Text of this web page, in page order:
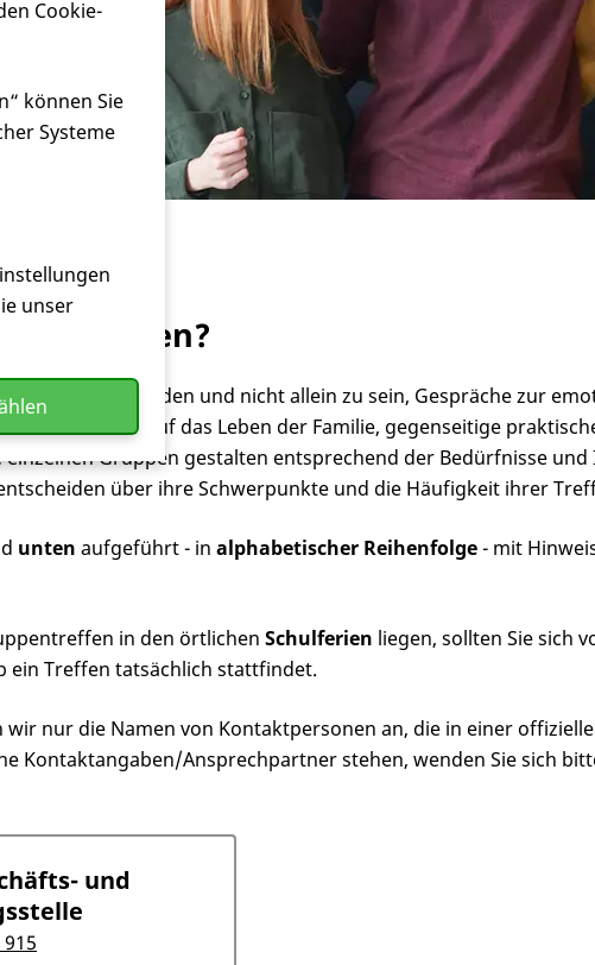
zu werden und nicht allein zu sein, Gespräche zur
auf das Leben der Familie, gegenseitige
einzelnen Gruppen gestalten entsprechend der Bedürfnisse
über ihre Schwerpunkte und die Häufigkeit ihrer
unten aufgeführt - in alphabetischer Reihenfolge- mit
in den örtlichen Schulferien liegen, sollten Sie sich
ein Treffen tatsächlich stattfindet.
wir nur die Namen von Kontaktpersonen an, die in einer
Kontaktangaben/Ansprechpartner stehen, wenden Sie sich
und
Cookie-
können Sie
Systeme
unser